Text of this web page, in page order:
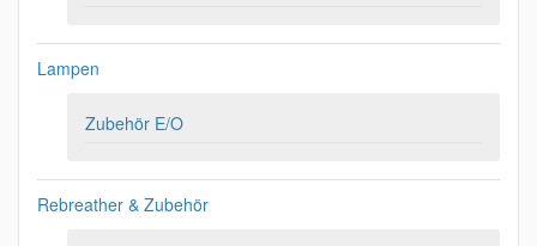
Lampen
Zubehör E/O
Rebreather & Zubehör